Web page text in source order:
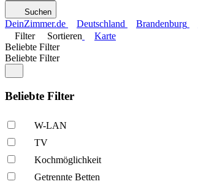
Suchen
DeinZimmer.de Deutschland Brandenburg
Filter
Sortieren
Karte
Beliebte Filter
Beliebte Filter
Beliebte Filter
W-LAN
TV
Kochmöglich­keit
Getrennte Betten